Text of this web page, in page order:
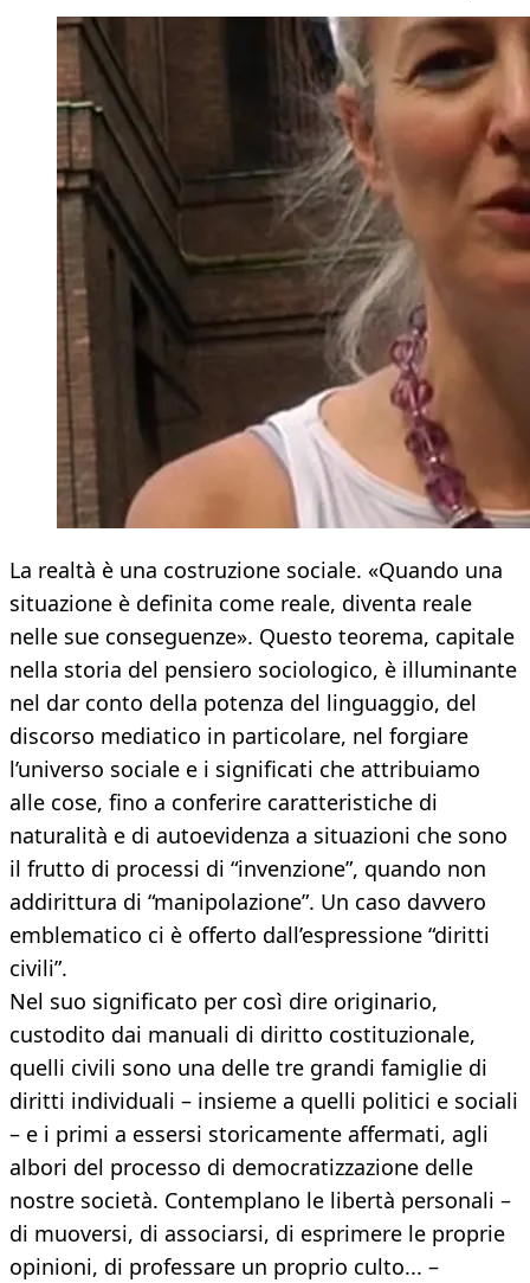
La realtà è una costruzione sociale. «Quando una
situazione è definita come reale, diventa reale
nelle sue conseguenze». Questo teorema, capitale
nella storia del pensiero sociologico, è illuminante
nel dar conto della potenza del linguaggio, del
discorso mediatico in particolare, nel forgiare
l’universo sociale e i significati che attribuiamo
alle cose, fino a conferire caratteristiche di
naturalità e di autoevidenza a situazioni che sono
il frutto di processi di “invenzione”, quando non
addirittura di “manipolazione”. Un caso davvero
emblematico ci è offerto dall’espressione “diritti
civili”.
Nel suo significato per così dire originario,
custodito dai manuali di diritto costituzionale,
quelli civili sono una delle tre grandi famiglie di
diritti individuali – insieme a quelli politici e sociali
– e i primi a essersi storicamente affermati, agli
albori del processo di democratizzazione delle
nostre società. Contemplano le libertà personali –
di muoversi, di associarsi, di esprimere le proprie
opinioni, di professare un proprio culto... –